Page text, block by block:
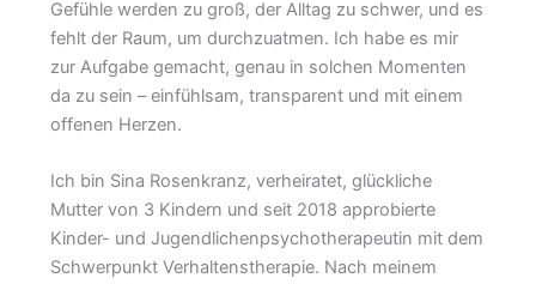
Gefühle werden zu groß, der Alltag zu schwer, und es
fehlt der Raum, um durchzuatmen. Ich habe es mir
zur Aufgabe gemacht, genau in solchen Momenten
da zu sein – einfühlsam, transparent und mit einem
offenen Herzen.
Ich bin Sina Rosenkranz, verheiratet, glückliche
Mutter von 3 Kindern und seit 2018 approbierte
Kinder- und Jugendlichenpsychotherapeutin mit dem
Schwerpunkt Verhaltenstherapie. Nach meinem